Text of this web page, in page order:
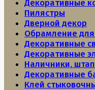
Декоративные
Пилястры
Дверной декор
Обрамление
Декоративные
Декоративные
Наличники,
Декоративные
Клей